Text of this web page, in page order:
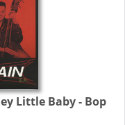
Little Baby - Bop